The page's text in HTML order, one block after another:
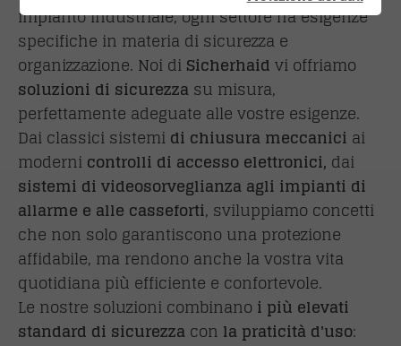
impianto industriale, ogni settore ha esigenze
specifiche in materia di sicurezza e
organizzazione. Noi diSicherhaidvi offriamo
soluzioni di sicurezzasu misura,
perfettamente adeguate alle vostre esigenze.
Dai classici sistemidi chiusura meccanici ai
modernicontrolli di accesso elettronici, dai
sistemi di videosorveglianza agli impianti di
allarme e alle casseforti, sviluppiamo concetti
che non solo garantiscono una protezione
affidabile, ma rendono anche la vostra vita
quotidiana più efficiente e confortevole.
Le nostre soluzioni combinano i più elevati
standard di sicurezzacon la praticità d'uso: